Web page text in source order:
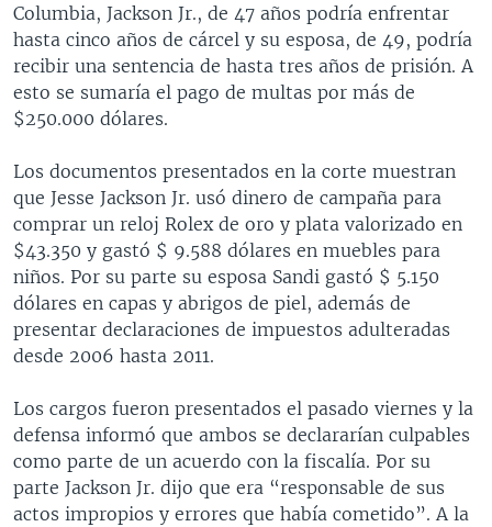
Columbia, Jackson Jr., de 47 años podría enfrentar
hasta cinco años de cárcel y su esposa, de 49, podría
recibir una sentencia de hasta tres años de prisión. A
esto se sumaría el pago de multas por más de
$250.000 dólares.
Los documentos presentados en la corte muestran
que Jesse Jackson Jr. usó dinero de campaña para
comprar un reloj Rolex de oro y plata valorizado en
$43.350 y gastó $ 9.588 dólares en muebles para
niños. Por su parte su esposa Sandi gastó $ 5.150
dólares en capas y abrigos de piel, además de
presentar declaraciones de impuestos adulteradas
desde 2006 hasta 2011.
Los cargos fueron presentados el pasado viernes y la
defensa informó que ambos se declararían culpables
como parte de un acuerdo con la fiscalía. Por su
parte Jackson Jr. dijo que era “responsable de sus
actos impropios y errores que había cometido”. A la